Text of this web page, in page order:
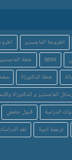
اطروحة الماجستير
spss
خطة
خطة الدكتوراة
الماجستير و الدكتوراة
الدراسة
قبول جامعي
ترجمة ادبية
نقد